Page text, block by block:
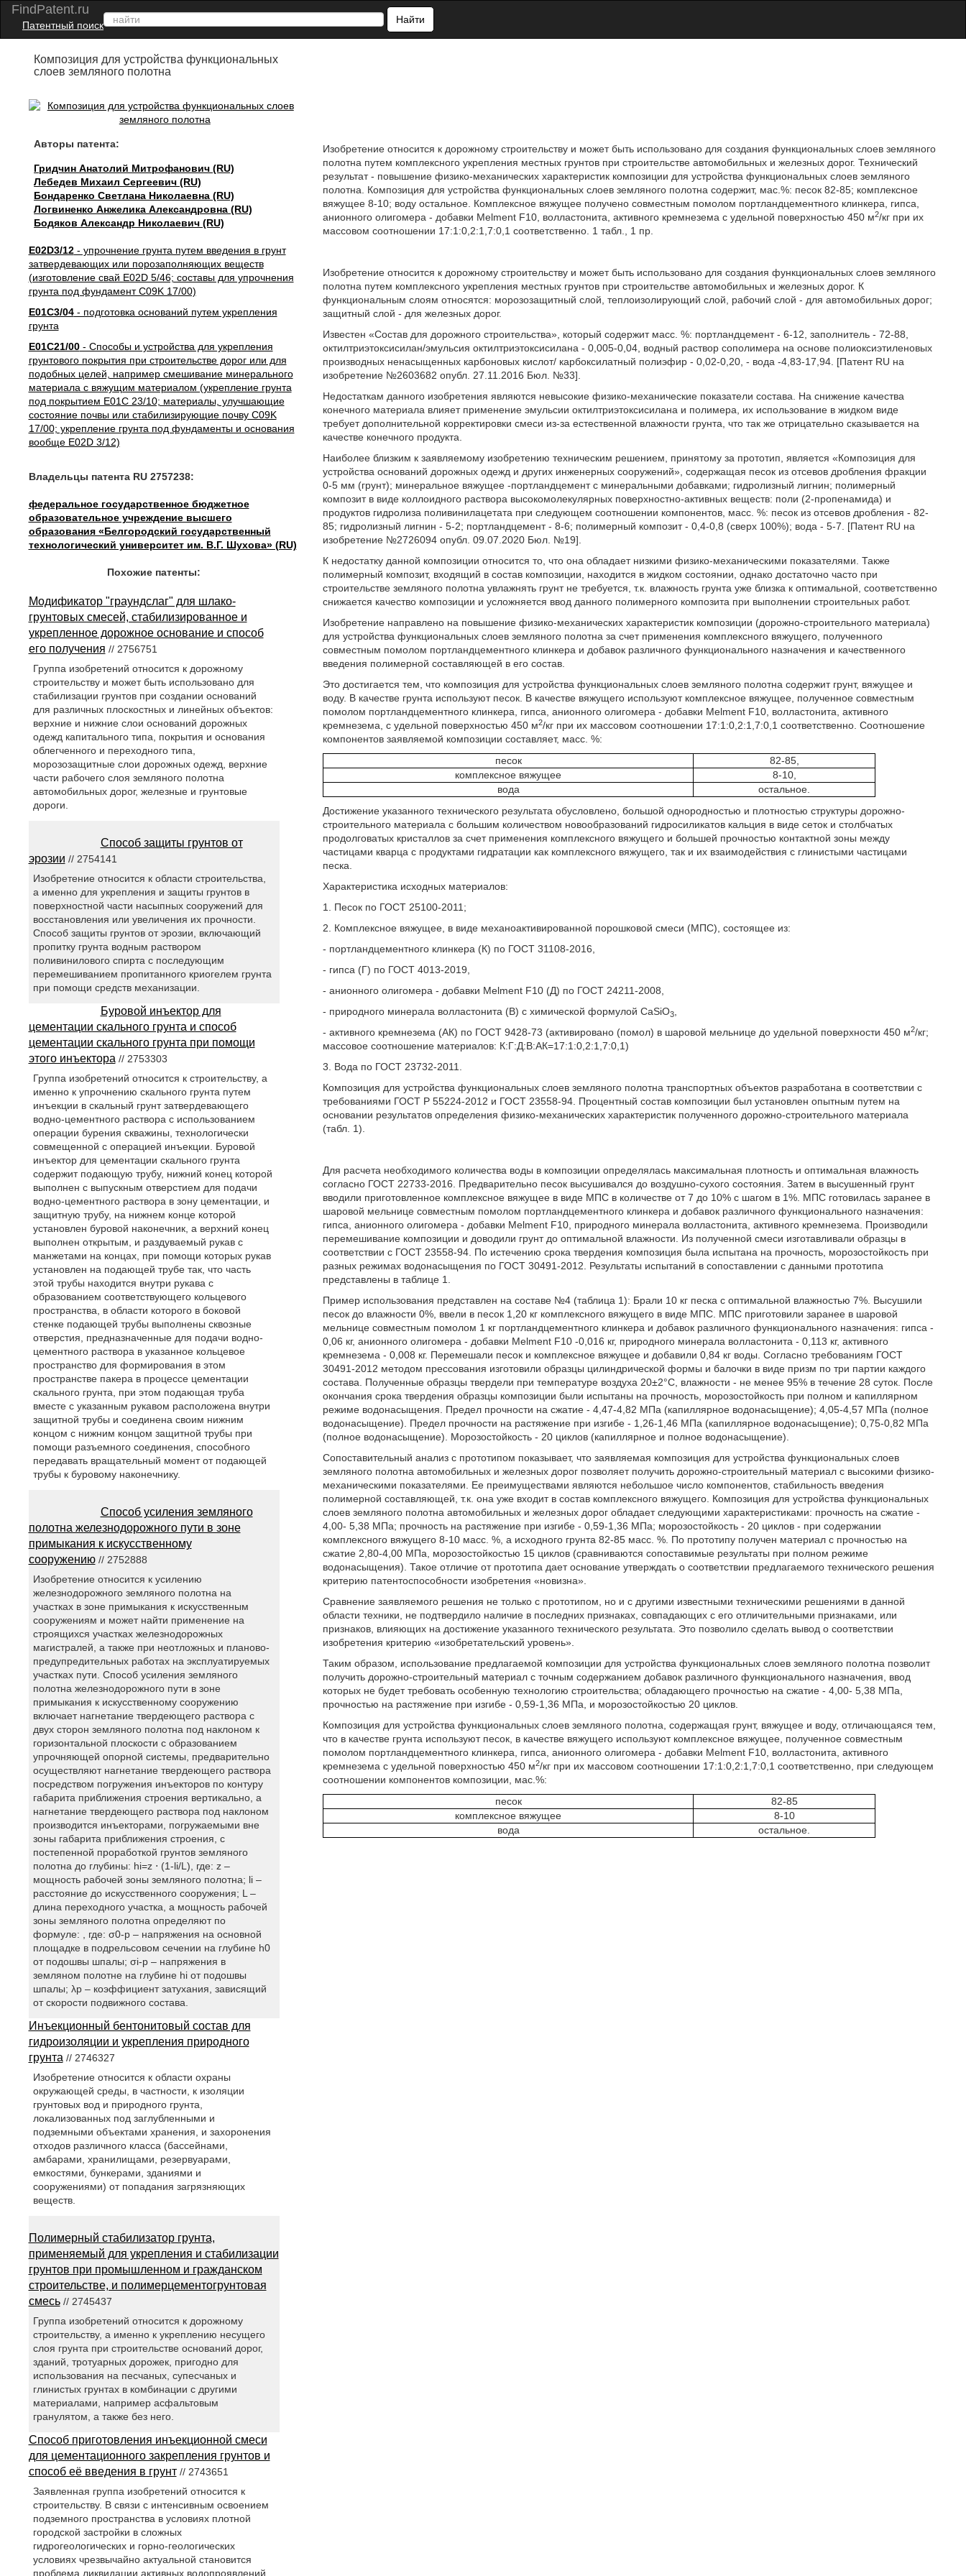
FindPatent.ru
Патентный поиск
Найти
Композиция для устройства функциональных
слоев земляного полотна
Авторы патента:
Гридчин Анатолий Митрофанович (RU)
Лебедев Михаил Сергеевич (RU)
Бондаренко Светлана Николаевна (RU)
Логвиненко Анжелика Александровна (RU)
Бодяков Александр Николаевич (RU)
E02D3/12- упрочнение грунта путем введения в грунт
затвердевающих или порозаполняющих веществ
(изготовление свай E02D 5/46; составы для упрочнения
грунта под фундамент C09K 17/00)
E01C3/04- подготовка оснований путем укрепления
грунта
E01C21/00- Способы и устройства для укрепления
грунтового покрытия при строительстве дорог или для
подобных целей, например смешивание минерального
материала с вяжущим материалом (укрепление грунта
под покрытием E01C 23/10; материалы, улучшающие
состояние почвы или стабилизирующие почву C09K
17/00; укрепление грунта под фундаменты и основания
вообще E02D 3/12)
Владельцы патента RU 2757238:
федеральное государственное бюджетное
образовательное учреждение высшего
образования «Белгородский государственный
технологический университет им. В.Г. Шухова» (RU)
Изобретение относится к дорожному строительству и может быть использовано для создания функциональных слоев земляного
полотна путем комплексного укрепления местных грунтов при строительстве автомобильных и железных дорог. Технический
результат - повышение физико-механических характеристик композиции для устройства функциональных слоев земляного
полотна. Композиция для устройства функциональных слоев земляного полотна содержит, мас.%: песок 82-85; комплексное
вяжущее 8-10; воду остальное. Комплексное вяжущее получено совместным помолом портландцементного клинкера, гипса,
анионного олигомера - добавки Melment F10, волластонита, активного кремнезема с удельной поверхностью 450 м2/кг при их
массовом соотношении 17:1:0,2:1,7:0,1 соответственно. 1 табл., 1 пр.
Изобретение относится к дорожному строительству и может быть использовано для создания функциональных слоев земляного
полотна путем комплексного укрепления местных грунтов при строительстве автомобильных и железных дорог. К
функциональным слоям относятся: морозозащитный слой, теплоизолирующий слой, рабочий слой - для автомобильных дорог;
защитный слой - для железных дорог.
Известен «Состав для дорожного строительства», который содержит масс. %: портландцемент - 6-12, заполнитель - 72-88,
октилтриэтоксисилан/эмульсия октилтриэтоксисилана - 0,005-0,04, водный раствор сополимера на основе полиоксиэтиленовых
производных ненасыщенных карбоновых кислот/ карбоксилатный полиэфир - 0,02-0,20, - вода -4,83-17,94. [Патент RU на
изобретение №2603682 опубл. 27.11.2016 Бюл. №33].
Недостаткам данного изобретения являются невысокие физико-механические показатели состава. На снижение качества
конечного материала влияет применение эмульсии октилтриэтоксисилана и полимера, их использование в жидком виде
требует дополнительной корректировки смеси из-за естественной влажности грунта, что так же отрицательно сказывается на
качестве конечного продукта.
Наиболее близким к заявляемому изобретению техническим решением, принятому за прототип, является «Композиция для
устройства оснований дорожных одежд и других инженерных сооружений», содержащая песок из отсевов дробления фракции
0-5 мм (грунт); минеральное вяжущее -портландцемент с минеральными добавками; гидролизный лигнин; полимерный
композит в виде коллоидного раствора высокомолекулярных поверхностно-активных веществ: поли (2-пропенамида) и
продуктов гидролиза поливинилацетата при следующем соотношении компонентов, масс. %: песок из отсевов дробления - 82-
85; гидролизный лигнин - 5-2; портландцемент - 8-6; полимерный композит - 0,4-0,8 (сверх 100%); вода - 5-7. [Патент RU на
изобретение №2726094 опубл. 09.07.2020 Бюл. №19].
К недостатку данной композиции относится то, что она обладает низкими физико-механическими показателями. Также
полимерный композит, входящий в состав композиции, находится в жидком состоянии, однако достаточно часто при
строительстве земляного полотна увлажнять грунт не требуется, т.к. влажность грунта уже близка к оптимальной, соответственно
снижается качество композиции и усложняется ввод данного полимерного композита при выполнении строительных работ.
Изобретение направлено на повышение физико-механических характеристик композиции (дорожно-строительного материала)
для устройства функциональных слоев земляного полотна за счет применения комплексного вяжущего, полученного
совместным помолом портландцементного клинкера и добавок различного функционального назначения и качественного
введения полимерной составляющей в его состав.
Это достигается тем, что композиция для устройства функциональных слоев земляного полотна содержит грунт, вяжущее и
воду. В качестве грунта используют песок. В качестве вяжущего используют комплексное вяжущее, полученное совместным
помолом портландцементного клинкера, гипса, анионного олигомера - добавки Melment F10, волластонита, активного
кремнезема, с удельной поверхностью 450 м2/кг при их массовом соотношении 17:1:0,2:1,7:0,1 соответственно. Соотношение
компонентов заявляемой композиции составляет, масс. %:
песок
82-85,
комплексное вяжущее
8-10,
вода
остальное.
Достижение указанного технического результата обусловлено, большой однородностью и плотностью структуры дорожно-
строительного материала с большим количеством новообразований гидросиликатов кальция в виде сеток и столбчатых
продолговатых кристаллов за счет применения комплексного вяжущего и большей прочностью контактной зоны между
частицами кварца с продуктами гидратации как комплексного вяжущего, так и их взаимодействия с глинистыми частицами
песка.
Характеристика исходных материалов:
1. Песок по ГОСТ 25100-2011;
2. Комплексное вяжущее, в виде механоактивированной порошковой смеси (МПС), состоящее из:
- портландцементного клинкера (К) по ГОСТ 31108-2016,
- гипса (Г) по ГОСТ 4013-2019,
- анионного олигомера - добавки Melment F10 (Д) по ГОСТ 24211-2008,
- природного минерала волластонита (В) с химической формулой CaSiO3
- активного кремнезема (АК) по ГОСТ 9428-73 (активировано (помол) в шаровой мельнице до удельной поверхности 450 м2/кг;
массовое соотношение материалов: К:Г:Д:В:АК=17:1:0,2:1,7:0,1)
3. Вода по ГОСТ 23732-2011.
Композиция для устройства функциональных слоев земляного полотна транспортных объектов разработана в соответствии с
требованиями ГОСТ Р 55224-2012 и ГОСТ 23558-94. Процентный состав композиции был установлен опытным путем на
основании результатов определения физико-механических характеристик полученного дорожно-строительного материала
(табл. 1).
Для расчета необходимого количества воды в композиции определялась максимальная плотность и оптимальная влажность
согласно ГОСТ 22733-2016. Предварительно песок высушивался до воздушно-сухого состояния. Затем в высушенный грунт
вводили приготовленное комплексное вяжущее в виде МПС в количестве от 7 до 10% с шагом в 1%. МПС готовилась заранее в
шаровой мельнице совместным помолом портландцементного клинкера и добавок различного функционального назначения:
гипса, анионного олигомера - добавки Melment F10, природного минерала волластонита, активного кремнезема. Производили
перемешивание композиции и доводили грунт до оптимальной влажности. Из полученной смеси изготавливали образцы в
соответствии с ГОСТ 23558-94. По истечению срока твердения композиция была испытана на прочность, морозостойкость при
разных режимах водонасыщения по ГОСТ 30491-2012. Результаты испытаний в сопоставлении с данными прототипа
представлены в таблице 1.
Пример использования представлен на составе №4 (таблица 1): Брали 10 кг песка с оптимальной влажностью 7%. Высушили
песок до влажности 0%, ввели в песок 1,20 кг комплексного вяжущего в виде МПС. МПС приготовили заранее в шаровой
мельнице совместным помолом 1 кг портландцементного клинкера и добавок различного функционального назначения: гипса -
0,06 кг, анионного олигомера - добавки Melment F10 -0,016 кг, природного минерала волластонита - 0,113 кг, активного
кремнезема - 0,008 кг. Перемешали песок и комплексное вяжущее и добавили 0,84 кг воды. Согласно требованиям ГОСТ
30491-2012 методом прессования изготовили образцы цилиндрической формы и балочки в виде призм по три партии каждого
состава. Полученные образцы твердели при температуре воздуха 20±2°С, влажности - не менее 95% в течение 28 суток. После
окончания срока твердения образцы композиции были испытаны на прочность, морозостойкость при полном и капиллярном
режиме водонасыщения. Предел прочности на сжатие - 4,47-4,82 МПа (капиллярное водонасыщение); 4,05-4,57 МПа (полное
водонасыщение). Предел прочности на растяжение при изгибе - 1,26-1,46 МПа (капиллярное водонасыщение); 0,75-0,82 МПа
(полное водонасыщение). Морозостойкость - 20 циклов (капиллярное и полное водонасыщение).
Сопоставительный анализ с прототипом показывает, что заявляемая композиция для устройства функциональных слоев
земляного полотна автомобильных и железных дорог позволяет получить дорожно-строительный материал с высокими физико-
механическими показателями. Ее преимуществами являются небольшое число компонентов, стабильность введения
полимерной составляющей, т.к. она уже входит в состав комплексного вяжущего. Композиция для устройства функциональных
слоев земляного полотна автомобильных и железных дорог обладает следующими характеристиками: прочность на сжатие -
4,00- 5,38 МПа; прочность на растяжение при изгибе - 0,59-1,36 МПа; морозостойкость - 20 циклов - при содержании
комплексного вяжущего 8-10 масс. %, а исходного грунта 82-85 масс. %. По прототипу получен материал с прочностью на
сжатие 2,80-4,00 МПа, морозостойкостью 15 циклов (сравниваются сопоставимые результаты при полном режиме
водонасыщения). Такое отличие от прототипа дает основание утверждать о соответствии предлагаемого технического решения
критерию патентоспособности изобретения «новизна».
Сравнение заявляемого решения не только с прототипом, но и с другими известными техническими решениями в данной
области техники, не подтвердило наличие в последних признаках, совпадающих с его отличительными признаками, или
признаков, влияющих на достижение указанного технического результата. Это позволило сделать вывод о соответствии
изобретения критерию «изобретательский уровень».
Таким образом, использование предлагаемой композиции для устройства функциональных слоев земляного полотна позволит
получить дорожно-строительный материал с точным содержанием добавок различного функционального назначения, ввод
которых не будет требовать особенную технологию строительства; обладающего прочностью на сжатие - 4,00- 5,38 МПа,
прочностью на растяжение при изгибе - 0,59-1,36 МПа, и морозостойкостью 20 циклов.
Композиция для устройства функциональных слоев земляного полотна, содержащая грунт, вяжущее и воду, отличающаяся тем,
что в качестве грунта используют песок, в качестве вяжущего используют комплексное вяжущее, полученное совместным
помолом портландцементного клинкера, гипса, анионного олигомера - добавки Melment F10, волластонита, активного
кремнезема с удельной поверхностью 450 м2/кг при их массовом соотношении 17:1:0,2:1,7:0,1 соответственно, при следующем
соотношении компонентов композиции, мас.%:
песок
82-85
комплексное вяжущее
8-10
вода
остальное.
Похожие патенты:
Модификатор "граундслаг" для шлако-
грунтовых смесей, стабилизированное и
укрепленное дорожное основание и способ
его получения // 2756751
Группа изобретений относится к дорожному
строительству и может быть использовано для
стабилизации грунтов при создании оснований
для различных плоскостных и линейных объектов:
верхние и нижние слои оснований дорожных
одежд капитального типа, покрытия и основания
облегченного и переходного типа,
морозозащитные слои дорожных одежд, верхние
части рабочего слоя земляного полотна
автомобильных дорог, железные и грунтовые
дороги.
Способ защиты грунтов от
эрозии // 2754141
Изобретение относится к области строительства,
а именно для укрепления и защиты грунтов в
поверхностной части насыпных сооружений для
восстановления или увеличения их прочности.
Способ защиты грунтов от эрозии, включающий
пропитку грунта водным раствором
поливинилового спирта с последующим
перемешиванием пропитанного криогелем грунта
при помощи средств механизации.
Буровой инъектор для
цементации скального грунта и способ
цементации скального грунта при помощи
этого инъектора // 2753303
Группа изобретений относится к строительству, а
именно к упрочнению скального грунта путем
инъекции в скальный грунт затвердевающего
водно-цементного раствора с использованием
операции бурения скважины, технологически
совмещенной с операцией инъекции. Буровой
инъектор для цементации скального грунта
содержит подающую трубу, нижний конец которой
выполнен с выпускным отверстием для подачи
водно-цементного раствора в зону цементации, и
защитную трубу, на нижнем конце которой
установлен буровой наконечник, а верхний конец
выполнен открытым, и раздуваемый рукав с
манжетами на концах, при помощи которых рукав
установлен на подающей трубе так, что часть
этой трубы находится внутри рукава с
образованием соответствующего кольцевого
пространства, в области которого в боковой
стенке подающей трубы выполнены сквозные
отверстия, предназначенные для подачи водно-
цементного раствора в указанное кольцевое
пространство для формирования в этом
пространстве пакера в процессе цементации
скального грунта, при этом подающая труба
вместе с указанным рукавом расположена внутри
защитной трубы и соединена своим нижним
концом с нижним концом защитной трубы при
помощи разъемного соединения, способного
передавать вращательный момент от подающей
трубы к буровому наконечнику.
Способ усиления земляного
полотна железнодорожного пути в зоне
примыкания к искусственному
сооружению// 2752888
Изобретение относится к усилению
железнодорожного земляного полотна на
участках в зоне примыкания к искусственным
сооружениям и может найти применение на
строящихся участках железнодорожных
магистралей, а также при неотложных и планово-
предупредительных работах на эксплуатируемых
участках пути. Способ усиления земляного
полотна железнодорожного пути в зоне
примыкания к искусственному сооружению
включает нагнетание твердеющего раствора с
двух сторон земляного полотна под наклоном к
горизонтальной плоскости с образованием
упрочняющей опорной системы, предварительно
осуществляют нагнетание твердеющего раствора
посредством погружения инъекторов по контуру
габарита приближения строения вертикально, а
нагнетание твердеющего раствора под наклоном
производится инъекторами, погружаемыми вне
зоны габарита приближения строения, с
постепенной проработкой грунтов земляного
полотна до глубины: hi=z ⋅ (1-li/L), где: z –
мощность рабочей зоны земляного полотна; li –
расстояние до искусственного сооружения; L –
длина переходного участка, а мощность рабочей
зоны земляного полотна определяют по
формуле: , где: σ0-р – напряжения на основной
площадке в подрельсовом сечении на глубине h0
от подошвы шпалы; σi-р – напряжения в
земляном полотне на глубине hi от подошвы
шпалы; λр – коэффициент затухания, зависящий
от скорости подвижного состава.
Инъекционный бентонитовый состав для
гидроизоляции и укрепления природного
грунта // 2746327
Изобретение относится к области охраны
окружающей среды, в частности, к изоляции
грунтовых вод и природного грунта,
локализованных под заглубленными и
подземными объектами хранения, и захоронения
отходов различного класса (бассейнами,
амбарами, хранилищами, резервуарами,
емкостями, бункерами, зданиями и
сооружениями) от попадания загрязняющих
веществ.
Полимерный стабилизатор грунта,
применяемый для укрепления и стабилизации
грунтов при промышленном и гражданском
строительстве, и полимерцементогрунтовая
смесь// 2745437
Группа изобретений относится к дорожному
строительству, а именно к укреплению несущего
слоя грунта при строительстве оснований дорог,
зданий, тротуарных дорожек, пригодно для
использования на песчаных, супесчаных и
глинистых грунтах в комбинации с другими
материалами, например асфальтовым
гранулятом, а также без него.
Способ приготовления инъекционной смеси
для цементационного закрепления грунтов и
способ её введения в грунт// 2743651
Заявленная группа изобретений относится к
строительству. В связи с интенсивным освоением
подземного пространства в условиях плотной
городской застройки в сложных
гидрогеологических и горно-геологических
условиях чрезвычайно актуальной становится
проблема ликвидации активных водопроявлений